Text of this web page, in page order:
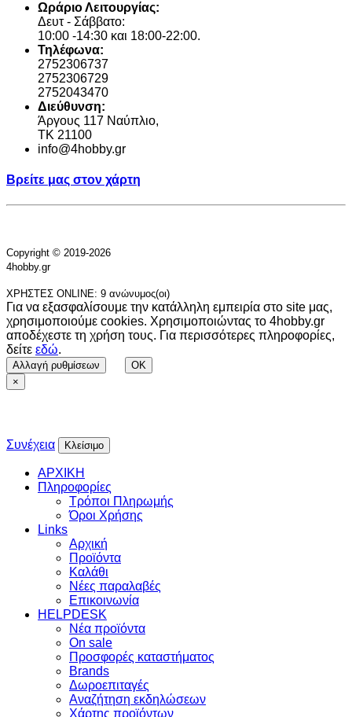
Ωράριο Λειτουργίας:
Δευτ - Σάββατο:
10:00 -14:30 και 18:00-22:00.
Τηλέφωνα:
2752306737
2752306729
2752043470
Διεύθυνση:
Άργους 117 Ναύπλιο,
TK 21100
info@4hobby.gr
Βρείτε μας στον χάρτη
Copyright © 2019-2026
4hobby.gr
ΧΡΗΣΤΕΣ ONLINE: 9 ανώνυμος(οι)
Για να εξασφαλίσουμε την κατάλληλη εμπειρία στο site μας,
χρησιμοποιούμε cookies. Χρησιμοποιώντας το 4hobby.gr
αποδέχεστε τη χρήση τους. Για περισσότερες πληροφορίες,
δείτε εδώ.
Αλλαγή ρυθμίσεων
OK
×
Συνέχεια Κλείσιμο
ΑΡΧΙΚΗ
Πληροφορίες
Τρόποι Πληρωμής
Όροι Χρήσης
Links
Αρχική
Προϊόντα
Καλάθι
Νέες παραλαβές
Επικοινωνία
HELPDESK
Νέα προϊόντα
On sale
Προσφορές καταστήματος
Brands
Δωροεπιταγές
Αναζήτηση εκδηλώσεων
Χάρτης προϊόντων